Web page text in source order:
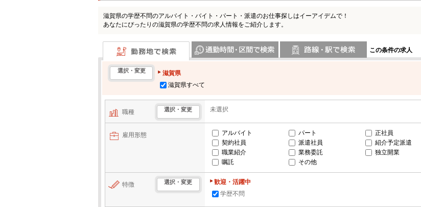
滋賀県の学歴不問のアルバイト・バイト・パート・派遣のお仕事探しはイーアイデムで！
あなたにぴったりの滋賀県の学歴不問の求人情報をご紹介します。
この条件の求人
勤務地で検索
選択・変更
滋賀県
滋賀県すべて
職種 選択・変更 未選択
雇用形態 アルバイト パート
正社員
契約社員
派遣社員
紹介予定派遣
職業紹介
業務委託
独立開業
嘱託
その他
特徴 選択・変更
歓迎・活躍中
学歴不問